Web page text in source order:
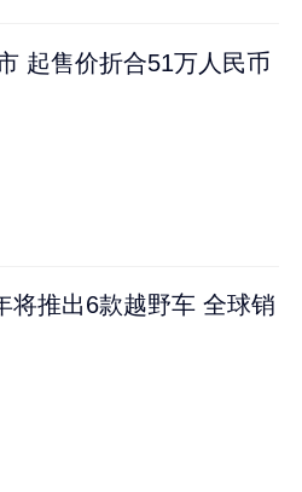
起售价折合51万人民币
将推出6款越野车 全球销